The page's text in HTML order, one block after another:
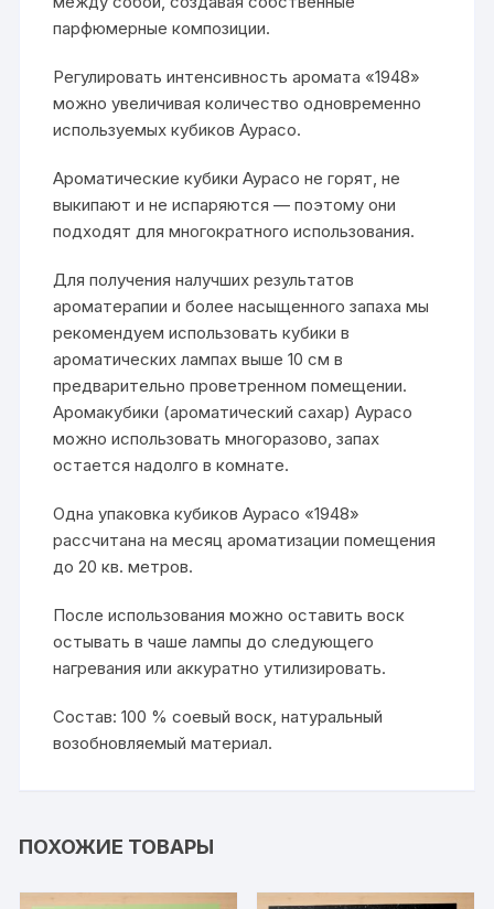
парфюмерные композиции.
Регулировать интенсивность аромата «1948»
можно увеличивая количество одновременно
используемых кубиков Аурасо.
Ароматические кубики Аурасо не горят, не
выкипают и не испаряются — поэтому они
подходят для многократного использования.
Для получения налучших результатов
ароматерапии и более насыщенного запаха мы
рекомендуем использовать кубики в
ароматических лампах выше 10 см в
предварительно проветренном помещении.
Аромакубики (ароматический сахар) Аурасо
можно использовать многоразово, запах
остается надолго в комнате.
Одна упаковка кубиков Аурасо «1948»
рассчитана на месяц ароматизации помещения
до 20 кв. метров.
После использования можно оставить воск
остывать в чаше лампы до следующего
нагревания или аккуратно утилизировать.
Состав: 100 % соевый воск, натуральный
возобновляемый материал.
ПОХОЖИЕ ТОВАРЫ